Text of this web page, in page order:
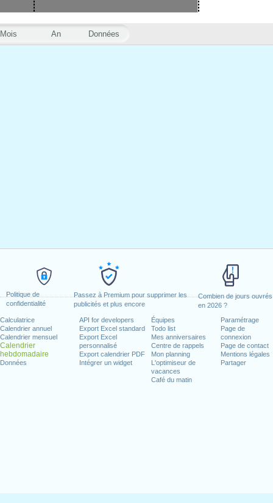
Politique de
confidentialité
Passez à Premium pour supprimer les
publicités et plus encore
Combien de jours ouvrés
en 2026 ?
Calculatrice
Calendrier annuel
Calendrier mensuel
Calendrier
hebdomadaire
Données
API for developers
Export Excel standard
Export Excel
personnalisé
Export calendrier PDF
Intégrer un widget
Équipes
Todo list
Mes anniversaires
Centre de rappels
Mon planning
L'optimiseur de
vacances
Café du matin
Paramétrage
Page de
connexion
Page de contact
Mentions légales
Partager
Mois An Données